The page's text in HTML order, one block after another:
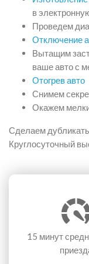
в
Проведем
Отключение
Вытащим
ваше авто с
Отогрев авто
Снимем
Окажем
Сделаем
Круглосуточный
15 минут